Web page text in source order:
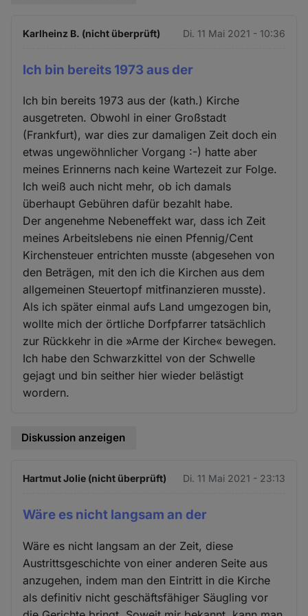
Karlheinz B. (nicht überprüft) Di. 11 Mai 2021 - 10:36
Ich bin bereits 1973 aus der
Ich bin bereits 1973 aus der (kath.) Kirche
ausgetreten. Obwohl in einer Großstadt
(Frankfurt), war dies zur damaligen Zeit doch ein
etwas ungewöhnlicher Vorgang :-) hatte aber
meines Erinnerns nach keine Wartezeit zur Folge.
Ich weiß auch nicht mehr, ob ich damals
überhaupt Gebühren dafür bezahlt habe.
Der angenehme Nebeneffekt war, dass ich Zeit
meines Arbeitslebens nie einen Pfennig/Cent
Kirchensteuer entrichten musste (abgesehen von
den Beträgen, mit den ich die Kirchen aus dem
allgemeinen Steuertopf mitfinanzieren musste).
Als ich später einmal aufs Land umgezogen bin,
wollte mich der örtliche Dorfpfarrer tatsächlich
zur Rückkehr in die »Arme der Kirche« bewegen.
Ich habe den Schwarzkittel von der Schwelle
gejagt und bin seither hier wieder belästigt
wordern.
Diskussion anzeigen
Hartmut Jolie (nicht überprüft) Di. 11 Mai 2021 - 23:13
Wäre es nicht langsam an der
Wäre es nicht langsam an der Zeit, diese
Austrittsgeschichte von einer anderen Seite aus
anzugehen, indem man den Eintritt in die Kirche
als definitiv nicht geschäftsfähiger Säugling vor